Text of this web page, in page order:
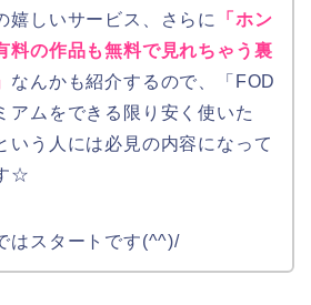
嬉しいサービス、さらに
「ホン
料の作品も無料で見れちゃう裏
なんかも紹介するので、「FOD
アムをできる限り安く使いた
いう人には必見の内容になって
☆
はスタートです(^^)/